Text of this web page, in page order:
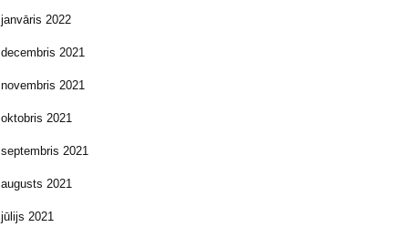
janvāris 2022
decembris 2021
novembris 2021
oktobris 2021
septembris 2021
augusts 2021
jūlijs 2021